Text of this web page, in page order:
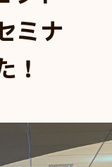
ミナ
！